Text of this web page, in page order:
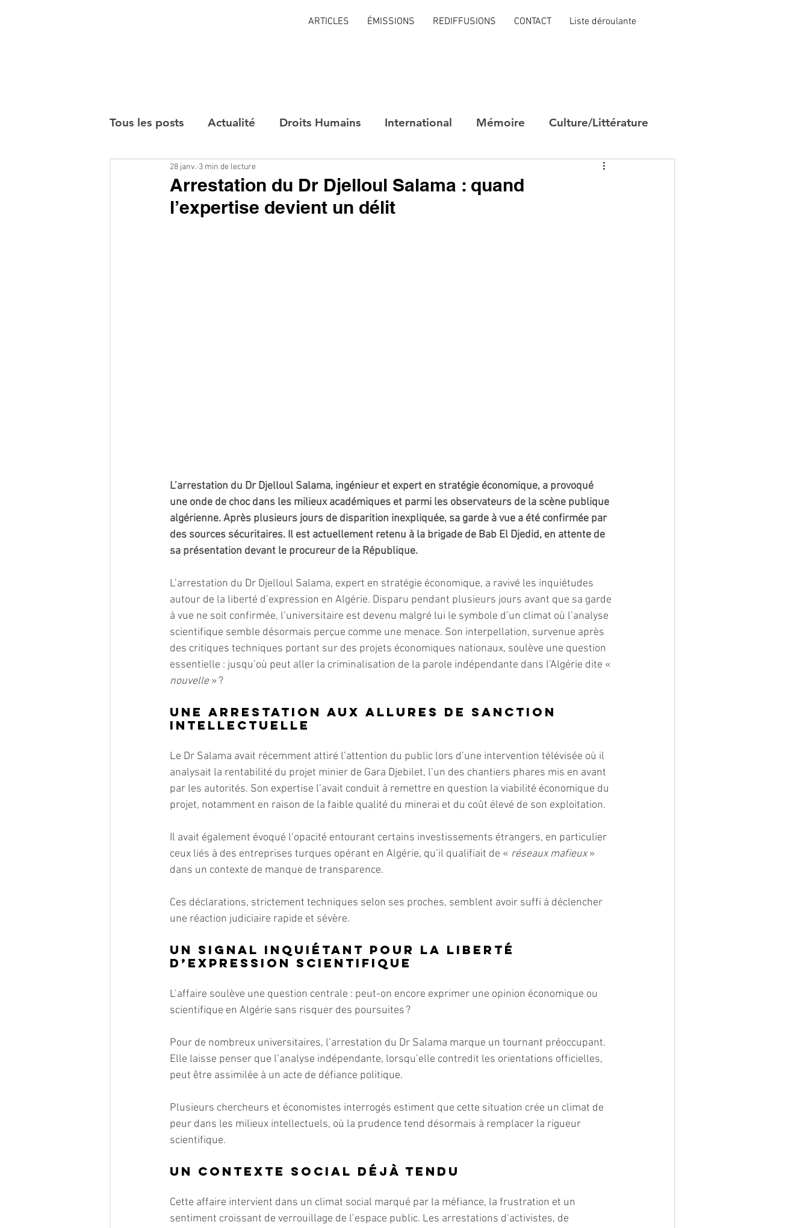
ARTICLES ÉMISSIONS REDIFFUSIONS CONTACT Liste déroulante
Tous les posts Actualité Droits Humains International Mémoire Culture/Littérature
Interviews
Arrestation du Dr Djelloul Salama : quand
l’expertise devient un délit
28 janv. 3 min de lecture
L’arrestation du Dr Djelloul Salama, ingénieur et expert en stratégie économique, a provoqué
une onde de choc dans les milieux académiques et parmi les observateurs de la scène publique
algérienne. Après plusieurs jours de disparition inexpliquée, sa garde à vue a été confirmée par
des sources sécuritaires. Il est actuellement retenu à la brigade de Bab El Djedid, en attente de
sa présentation devant le procureur de la République.
L’arrestation du Dr Djelloul Salama, expert en stratégie économique, a ravivé les inquiétudes
autour de la liberté d’expression en Algérie. Disparu pendant plusieurs jours avant que sa garde
à vue ne soit confirmée, l’universitaire est devenu malgré lui le symbole d’un climat où l’analyse
scientifique semble désormais perçue comme une menace. Son interpellation, survenue après
des critiques techniques portant sur des projets économiques nationaux, soulève une question
essentielle : jusqu’où peut aller la criminalisation de la parole indépendante dans l’Algérie dite «
nouvelle » ?
Une arrestation aux allures de sanction
intellectuelle
Le Dr Salama avait récemment attiré l’attention du public lors d’une intervention télévisée où il
analysait la rentabilité du projet minier de Gara Djebilet, l’un des chantiers phares mis en avant
par les autorités. Son expertise l’avait conduit à remettre en question la viabilité économique du
projet, notamment en raison de la faible qualité du minerai et du coût élevé de son exploitation.
Il avait également évoqué l’opacité entourant certains investissements étrangers, en particulier
ceux liés à des entreprises turques opérant en Algérie, qu’il qualifiait de « réseaux mafieux »
dans un contexte de manque de transparence.
Ces déclarations, strictement techniques selon ses proches, semblent avoir suffi à déclencher
une réaction judiciaire rapide et sévère.
Un signal inquiétant pour la liberté
d’expression scientifique
L’affaire soulève une question centrale : peut-on encore exprimer une opinion économique ou
scientifique en Algérie sans risquer des poursuites ?
Pour de nombreux universitaires, l’arrestation du Dr Salama marque un tournant préoccupant.
Elle laisse penser que l’analyse indépendante, lorsqu’elle contredit les orientations officielles,
peut être assimilée à un acte de défiance politique.
Plusieurs chercheurs et économistes interrogés estiment que cette situation crée un climat de
peur dans les milieux intellectuels, où la prudence tend désormais à remplacer la rigueur
scientifique.
Un contexte social déjà tendu
Cette affaire intervient dans un climat social marqué par la méfiance, la frustration et un
sentiment croissant de verrouillage de l’espace public. Les arrestations d’activistes, de